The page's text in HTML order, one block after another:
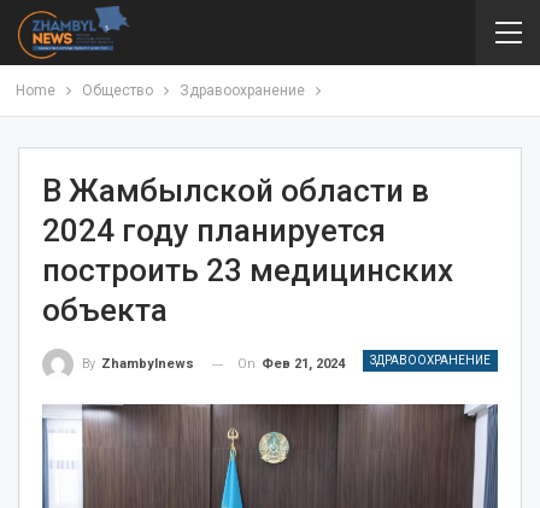
Home Общество Здравоохранение
В Жамбылской области в
2024 году планируется
построить 23 медицинских
объекта
ЗДРАВООХРАНЕНИЕ
By Zhambylnews On Фев 21, 2024